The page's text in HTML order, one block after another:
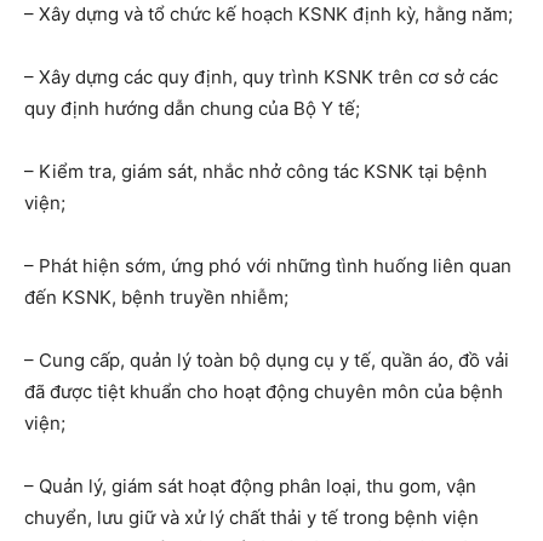
– Xây dựng và tổ chức kế hoạch KSNK định kỳ, hằng năm;
– Xây dựng các quy định, quy trình KSNK trên cơ sở các
quy định hướng dẫn chung của Bộ Y tế;
– Kiểm tra, giám sát, nhắc nhở công tác KSNK tại bệnh
viện;
– Phát hiện sớm, ứng phó với những tình huống liên quan
đến KSNK, bệnh truyền nhiễm;
– Cung cấp, quản lý toàn bộ dụng cụ y tế, quần áo, đồ vải
đã được tiệt khuẩn cho hoạt động chuyên môn của bệnh
viện;
– Quản lý, giám sát hoạt động phân loại, thu gom, vận
chuyển, lưu giữ và xử lý chất thải y tế trong bệnh viện